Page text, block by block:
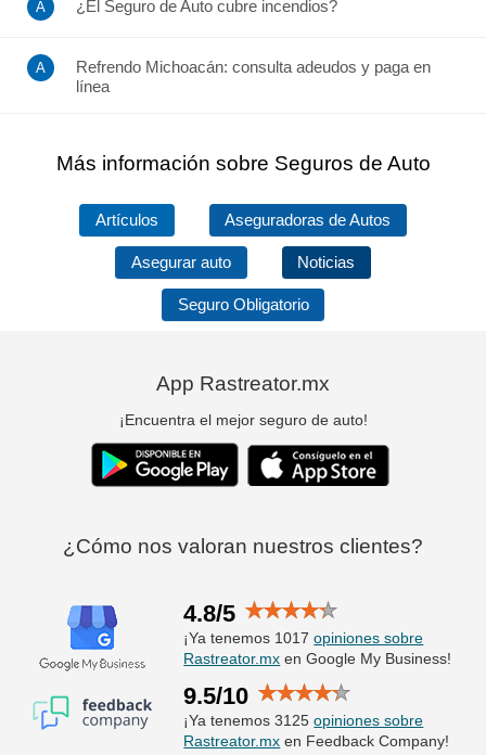
¿El Seguro de Auto cubre incendios?
Refrendo Michoacán: consulta adeudos y paga en
línea
Más información sobre Seguros de Auto
Artículos Aseguradoras de Autos
Asegurar auto Noticias
Seguro Obligatorio
App Rastreator.mx
¡Encuentra el mejor seguro de auto!
¿Cómo nos valoran nuestros clientes?
4.8/5
¡Ya tenemos 1017opiniones sobre
Rastreator.mx en Google My Business!
9.5/10
¡Ya tenemos 3125opiniones sobre
Rastreator.mx en Feedback Company!